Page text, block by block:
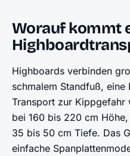
Worauf kommt
Highboards verbinden
schmalem Standfuß,
Transport zur Kippgefahr
bei 160 bis 220 cm
35 bis 50 cm Tiefe. Das
einfache